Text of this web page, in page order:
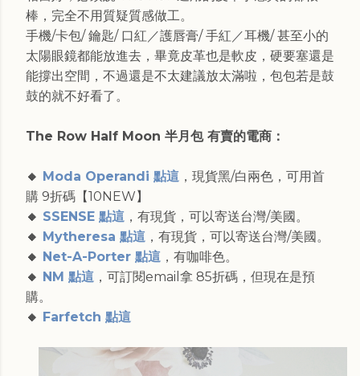
棒，完全不用質疑質感做工。
手機/卡包/ 鑰匙/ 口紅／護唇膏/ 手紅／耳機/ 甚至小的
太陽眼鏡都能放進去，畢竟皮革也是軟皮，硬要塞還是
能撐出空間，不過還是不太建議放太滿啦，包包若是鼓
鼓的就不好看了。
The Row Half Moon 半月包 有賣的電商：
🔸 Moda Operandi 點這 ，現貨黑/白兩色，可用首
購 9折碼【10NEW】
🔸 SSENSE 點這 ，有現貨，可以寄送台灣/美國。
🔸 Mytheresa 點這 ，有現貨，可以寄送台灣/美國。
🔸 Net-A-Porter 點這 ，有咖啡色。
🔸 NM 點這 ，可訂閱email拿 85折碼，但現在是預
購。
🔸 Farfetch 點這